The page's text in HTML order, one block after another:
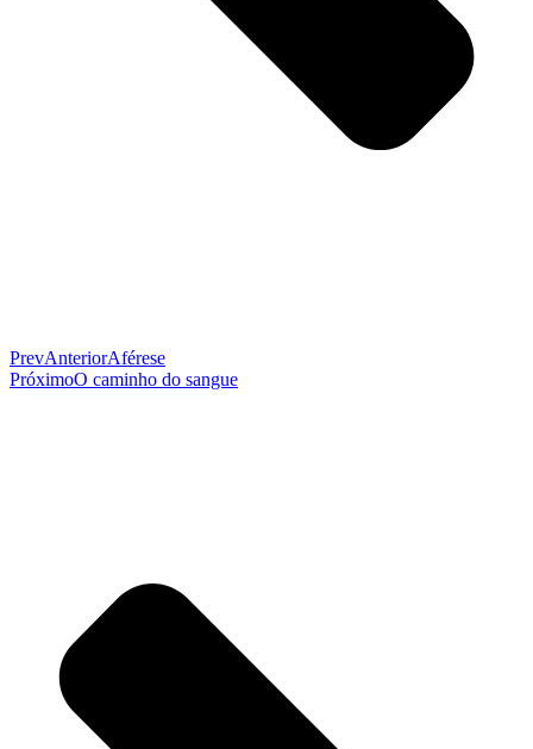
PrevAnteriorAférese
PróximoO caminho do sangue